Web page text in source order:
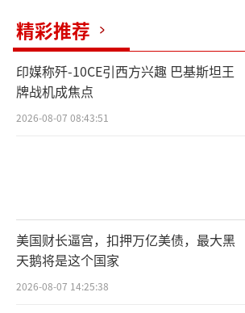
精彩推荐
印媒称歼-10CE引西方兴趣 巴基斯坦王
牌战机成焦点
2026-08-07 08:43:51
美国财长逼宫，扣押万亿美债，最大黑
天鹅将是这个国家
2026-08-07 14:25:38